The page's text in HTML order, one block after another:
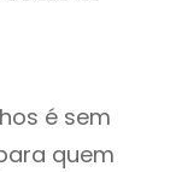
é sem
quem